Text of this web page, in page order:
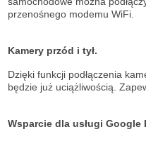
przenośnego modemu WiFi.
Kamery przód i tył.
Dzięki funkcji podłączenia
będzie już uciążliwością.
Wsparcie dla usługi Google